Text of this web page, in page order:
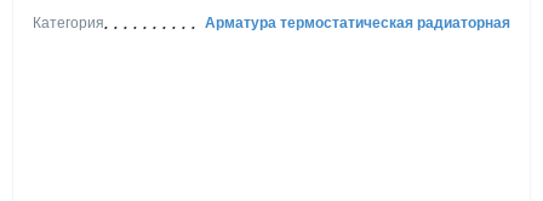
Категория
Арматура термостатическая радиаторная